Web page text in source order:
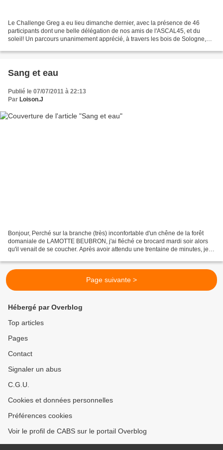
Le Challenge Greg a eu lieu dimanche dernier, avec la présence de 46
participants dont une belle délégation de nos amis de l'ASCAL45, et du
soleil! Un parcours unanimement apprécié, à travers les bois de Sologne,
Sang et eau
Publié le 07/07/2011 à 22:13
Par Loison.J
Bonjour, Perché sur la branche (très) inconfortable d'un chêne de la forêt
domaniale de LAMOTTE BEUBRON, j'ai fléché ce brocard mardi soir alors
qu'il venait de se coucher. Après avoir attendu une trentaine de minutes, je
Page suivante >
Hébergé par Overblog
Top articles
Pages
Contact
Signaler un abus
C.G.U.
Cookies et données personnelles
Préférences cookies
Voir le profil de CABS sur le portail Overblog